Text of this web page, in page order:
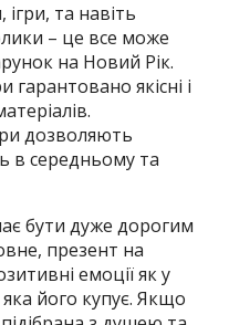
та навіть
– це все може
на Новий Рік.
якісні і
дозволяють
в середньому та
бути дуже дорогим
презент на
емоції як у
його купує. Якщо